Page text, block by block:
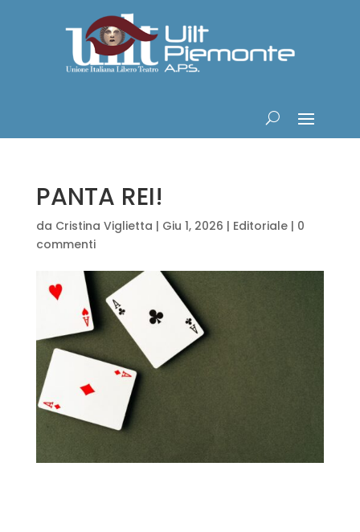
PANTA REI!
da Cristina Viglietta | Giu 1, 2026 | Editoriale| 0
commenti